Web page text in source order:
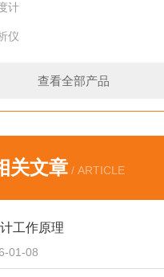
计
仪
查看全部产品
关文章 / ARTICLE
工作原理
01-08